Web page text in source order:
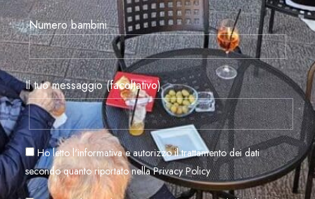
Numero bambini
Il tuo messaggio (facoltativo)
Ho letto l'informativa e autorizzo il trattamento dei dati
secondo quanto riportato nella Privacy Policy